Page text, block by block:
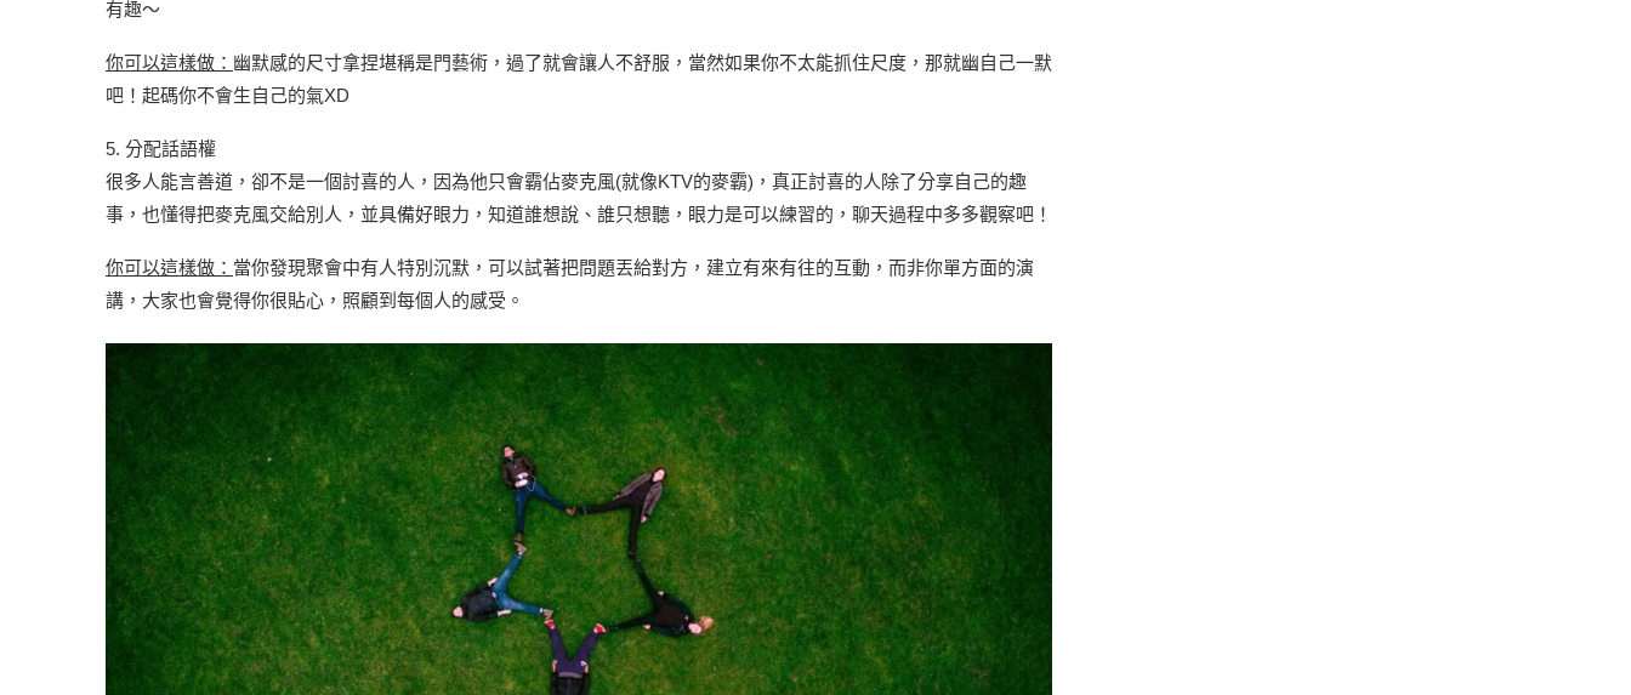
有趣～
你可以這樣做： 幽默感的尺寸拿捏堪稱是門藝術，過了就會讓人不舒服，當然如果你不太能抓住尺度，那就幽自己一默
吧！起碼你不會生自己的氣XD
5. 分配話語權
很多人能言善道，卻不是一個討喜的人，因為他只會霸佔麥克風(就像KTV的麥霸)，真正討喜的人除了分享自己的趣
事，也懂得把麥克風交給別人，並具備好眼力，知道誰想說、誰只想聽，眼力是可以練習的，聊天過程中多多觀察吧！
你可以這樣做： 當你發現聚會中有人特別沉默，可以試著把問題丟給對方，建立有來有往的互動，而非你單方面的演
講，大家也會覺得你很貼心，照顧到每個人的感受。